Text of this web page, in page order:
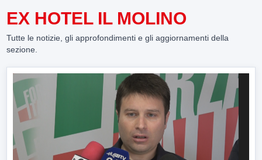
EX HOTEL IL MOLINO
Tutte le notizie, gli approfondimenti e gli aggiornamenti della
sezione.